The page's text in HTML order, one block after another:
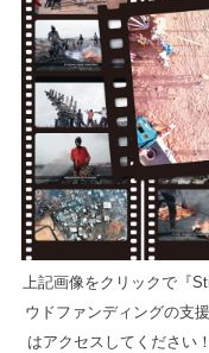
上記画像をクリックで『
ウドファンディングの支
はアクセスしてください